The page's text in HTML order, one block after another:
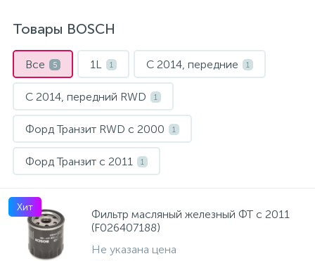
Товары BOSCH
Все 5 1L 1 С 2014, передние 1
С 2014, передний RWD 1
Форд Транзит RWD с 2000 1
Форд Транзит с 2011 1
Хит
Фильтр масляный железный ФТ с 2011
(F026407188)
Не указана цена
Топливная система
Тормозная система
Автоэлектрика
МАСЛО ТРАНСМИССИОННОЕ
ТОРМОЗНАЯ ЖИДКОСТЬ
АНТИФРИЗ
РОЛИКИ